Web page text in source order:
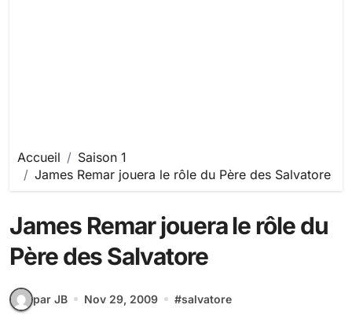
Accueil
Saison 1
James Remar jouera le rôle du Père des Salvatore
James Remar jouera le rôle du
Père des Salvatore
par JB Nov 29, 2009 #salvatore